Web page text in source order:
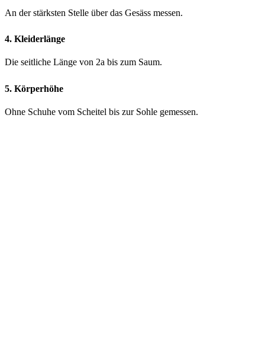
An der stärksten Stelle über das Gesäss messen.
4. Kleiderlänge
Die seitliche Länge von 2a bis zum Saum.
5. Körperhöhe
Ohne Schuhe vom Scheitel bis zur Sohle gemessen.